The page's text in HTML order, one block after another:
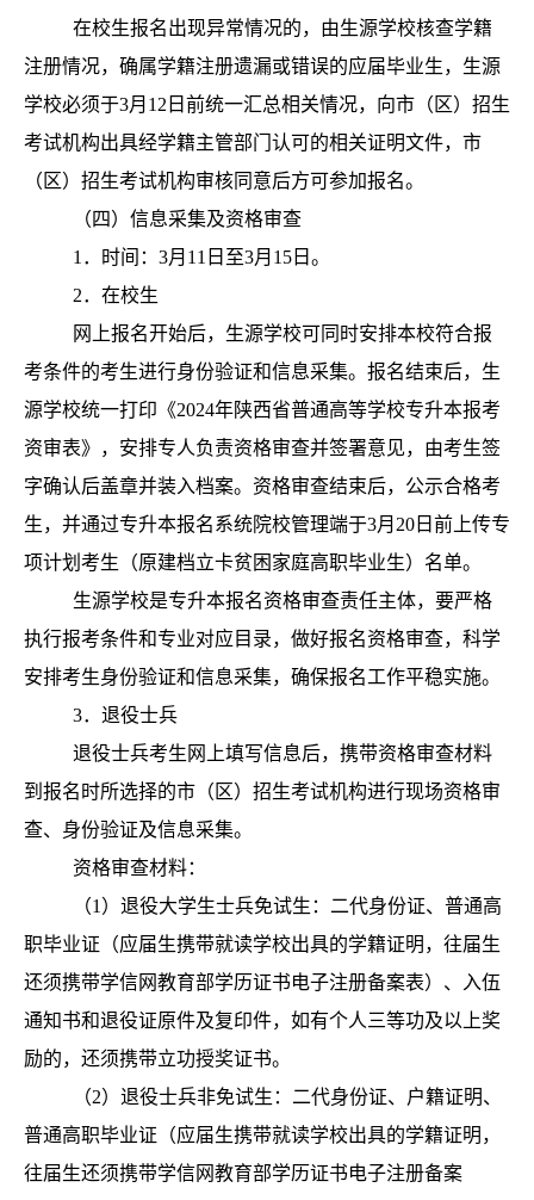
在校生报名出现异常情况的，由生源学校核查学籍
注册情况，确属学籍注册遗漏或错误的应届毕业生，生源
学校必须于3月12日前统一汇总相关情况，向市（区）招生
考试机构出具经学籍主管部门认可的相关证明文件，市
（区）招生考试机构审核同意后方可参加报名。
（四）信息采集及资格审查
1．时间：3月11日至3月15日。
2．在校生
网上报名开始后，生源学校可同时安排本校符合报
考条件的考生进行身份验证和信息采集。报名结束后，生
源学校统一打印《2024年陕西省普通高等学校专升本报考
资审表》，安排专人负责资格审查并签署意见，由考生签
字确认后盖章并装入档案。资格审查结束后，公示合格考
生，并通过专升本报名系统院校管理端于3月20日前上传专
项计划考生（原建档立卡贫困家庭高职毕业生）名单。
生源学校是专升本报名资格审查责任主体，要严格
执行报考条件和专业对应目录，做好报名资格审查，科学
安排考生身份验证和信息采集，确保报名工作平稳实施。
3．退役士兵
退役士兵考生网上填写信息后，携带资格审查材料
到报名时所选择的市（区）招生考试机构进行现场资格审
查、身份验证及信息采集。
资格审查材料：
（1）退役大学生士兵免试生：二代身份证、普通高
职毕业证（应届生携带就读学校出具的学籍证明，往届生
还须携带学信网教育部学历证书电子注册备案表）、入伍
通知书和退役证原件及复印件，如有个人三等功及以上奖
励的，还须携带立功授奖证书。
（2）退役士兵非免试生：二代身份证、户籍证明、
普通高职毕业证（应届生携带就读学校出具的学籍证明，
往届生还须携带学信网教育部学历证书电子注册备案